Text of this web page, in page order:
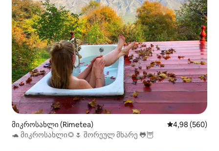
მიკროსახლი (Rimetea) საშუალო
4,98 (560)
🐢 მიკროსახლი🌻🌷 შორეულ მხარე 🐸🦉